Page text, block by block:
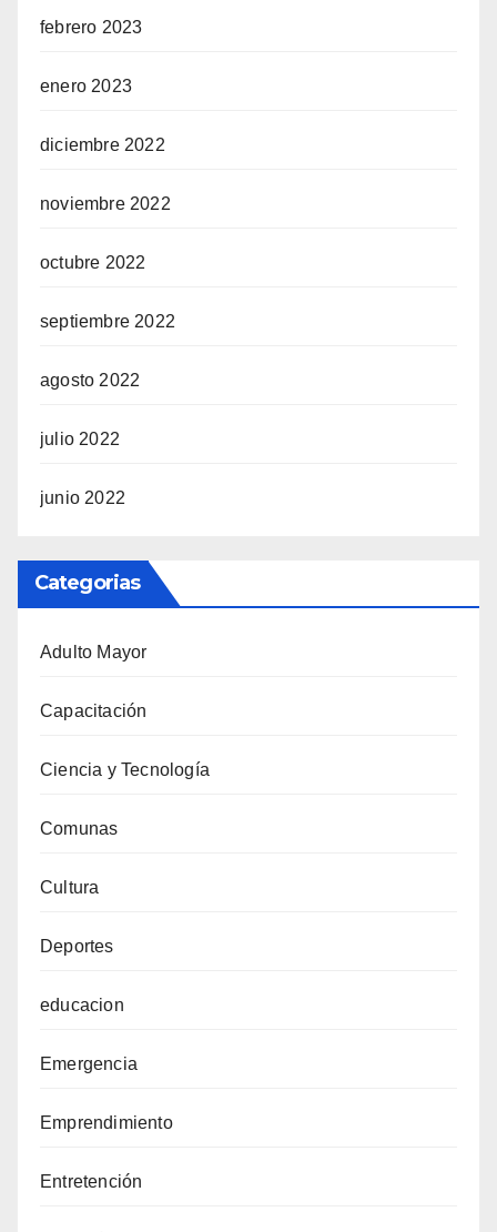
febrero 2023
enero 2023
diciembre 2022
noviembre 2022
octubre 2022
septiembre 2022
agosto 2022
julio 2022
junio 2022
Categorias
Adulto Mayor
Capacitación
Ciencia y Tecnología
Comunas
Cultura
Deportes
educacion
Emergencia
Emprendimiento
Entretención